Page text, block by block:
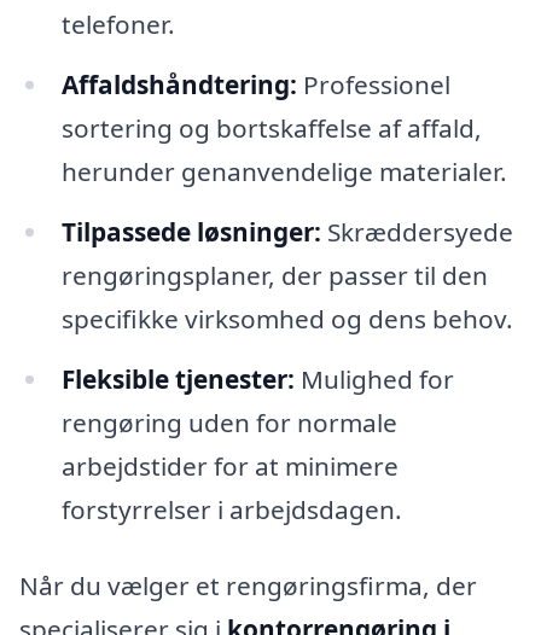
telefoner.
Affaldshåndtering: Professionel
sortering og bortskaffelse af affald,
herunder genanvendelige materialer.
Tilpassede løsninger: Skræddersyede
rengøringsplaner, der passer til den
specifikke virksomhed og dens behov.
Fleksible tjenester: Mulighed for
rengøring uden for normale
arbejdstider for at minimere
forstyrrelser i arbejdsdagen.
Når du vælger et rengøringsfirma, der